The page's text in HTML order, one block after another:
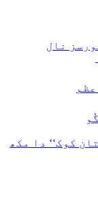
نال
کوک‘‘ دا مکھ